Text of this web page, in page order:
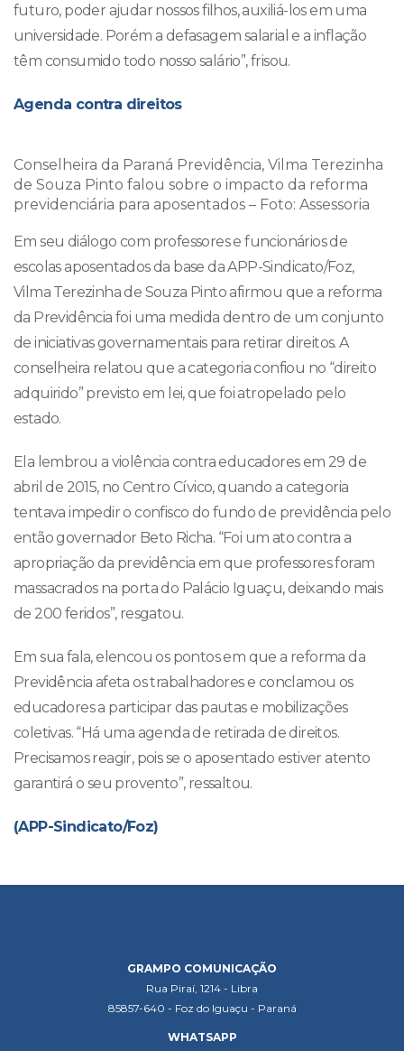
futuro, poder ajudar nossos filhos, auxiliá-los em uma
universidade. Porém a defasagem salarial e a inflação
têm consumido todo nosso salário”, frisou.
Agenda contra direitos
Conselheira da Paraná Previdência, Vilma Terezinha
de Souza Pinto falou sobre o impacto da reforma
previdenciária para aposentados – Foto: Assessoria
Em seu diálogo com professores e funcionários de
escolas aposentados da base da APP-Sindicato/Foz,
Vilma Terezinha de Souza Pinto afirmou que a reforma
da Previdência foi uma medida dentro de um conjunto
de iniciativas governamentais para retirar direitos. A
conselheira relatou que a categoria confiou no “direito
adquirido” previsto em lei, que foi atropelado pelo
estado.
Ela lembrou a violência contra educadores em 29 de
abril de 2015, no Centro Cívico, quando a categoria
tentava impedir o confisco do fundo de previdência pelo
então governador Beto Richa. “Foi um ato contra a
apropriação da previdência em que professores foram
massacrados na porta do Palácio Iguaçu, deixando mais
de 200 feridos”, resgatou.
Em sua fala, elencou os pontos em que a reforma da
Previdência afeta os trabalhadores e conclamou os
educadores a participar das pautas e mobilizações
coletivas. “Há uma agenda de retirada de direitos.
Precisamos reagir, pois se o aposentado estiver atento
garantirá o seu provento”, ressaltou.
(APP-Sindicato/Foz)
GRAMPO COMUNICAÇÃO
Rua Piraí, 1214 - Libra
85857-640 - Foz do Iguaçu - Paraná
WHATSAPP